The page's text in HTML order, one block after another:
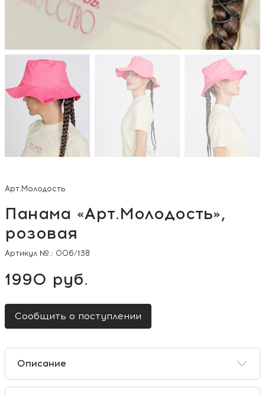
Арт.Молодость
Панама «Арт.Молодость»,
розовая
Артикул №.: 006/138
1990 руб.
Сообщить о поступлении
Описание